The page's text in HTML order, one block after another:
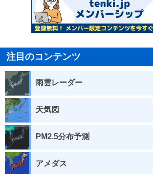
注目のコンテンツ
雨雲レーダー
天気図
PM2.5分布予測
アメダス